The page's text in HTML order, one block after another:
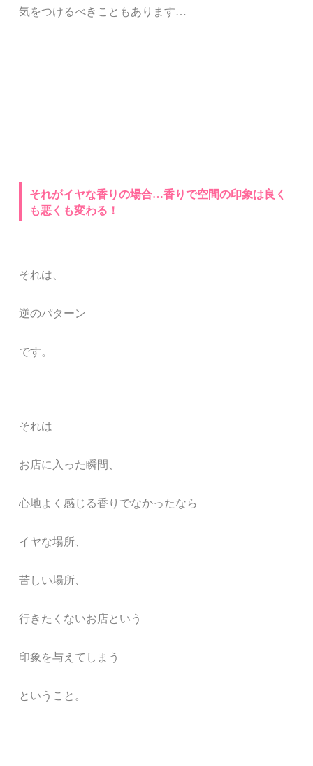
気をつけるべきこともあります…
それがイヤな香りの場合…香りで空間の印象は良く
も悪くも変わる！
それは、
逆のパターン
です。
それは
お店に入った瞬間、
心地よく感じる香りでなかったなら
イヤな場所、
苦しい場所、
行きたくないお店という
印象を与えてしまう
ということ。